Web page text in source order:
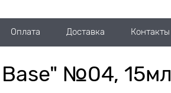
Оплата Доставка Контакты
№04, 15мл